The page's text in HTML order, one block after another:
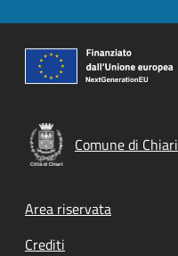
Comune di Chiari
Footer menu
Area riservata
Crediti